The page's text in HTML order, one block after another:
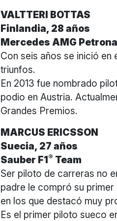
VALTTERI BOTTAS
Finlandia, 28 años
Mercedes AMG
Con seis años se inició en
triunfos.
En 2013 fue nombrado
podio en Austria.
Grandes Premios.
MARCUS ERICSSON
Suecia, 27 años
Sauber F1® Team
Ser piloto de carreras no
padre le compró su
en los que destacó muy
Es el primer piloto sueco